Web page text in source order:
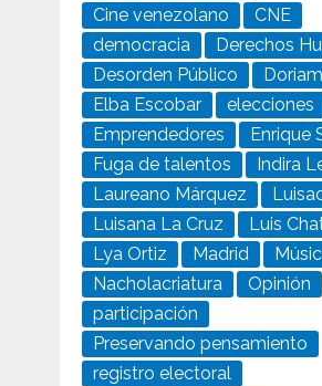
Cine venezolano
CNE
democracia
Derechos
Desorden Público
Elba Escobar
elecciones
Emprendedores
Enrique
Fuga de talentos
Indira
Laureano Márquez
Luisana La Cruz
Luis
Lya Ortiz
Madrid
Nacholacriatura
Opinión
participación
Preservando pensamiento
registro electoral